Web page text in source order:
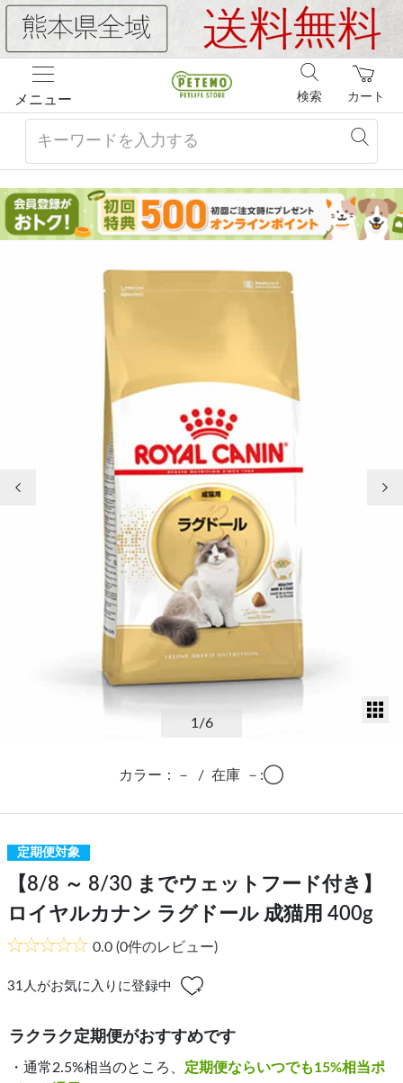
メニュー カート
検索
1/6
カラー：－ / 在庫 －:◯
定期便対象
【8/8 ～ 8/30 までウェットフード付き】
ロイヤルカナン ラグドール 成猫用 400g
0.0 (0件のレビュー)
31 人がお気に入りに登録中
ラクラク定期便がおすすめです
・通常2.5%相当のところ、 定期便ならいつでも15%相当ポ